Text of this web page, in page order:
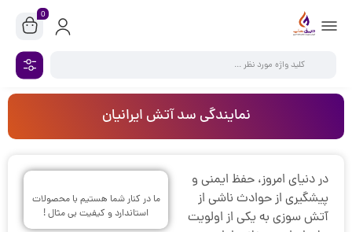
0
نمایندگی سد آتش ایرانیان
در دنیای امروز، حفظ ایمنی و
پیشگیری از حوادث ناشی از
آتش سوزی به یکی از اولویت
ما در کنار شما هستیم با محصولات
استاندارد و کیفیت بی مثال !